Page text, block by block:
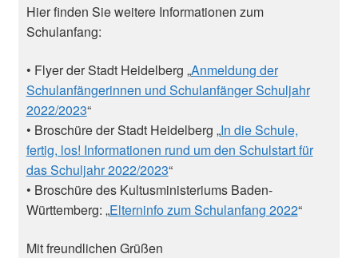
Hier finden Sie weitere Informationen zum
Schulanfang:
• Flyer der Stadt Heidelberg „Anmeldung der
Schulanfängerinnen und Schulanfänger Schuljahr
2022/2023“
• Broschüre der Stadt Heidelberg „In die Schule,
fertig, los! Informationen rund um den Schulstart für
das Schuljahr 2022/2023“
• Broschüre des Kultusministeriums Baden-
Württemberg: „Elterninfo zum Schulanfang 2022“
Mit freundlichen Grüßen